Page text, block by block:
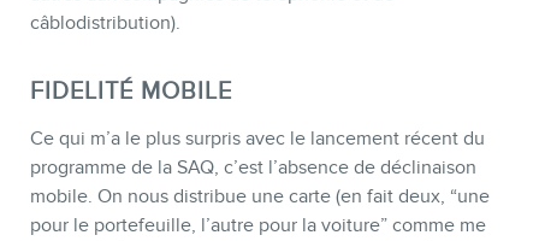
câblodistribution).
FIDELITÉ MOBILE
Ce qui m’a le plus surpris avec le lancement récent du
programme de la SAQ, c’est l’absence de déclinaison
mobile. On nous distribue une carte (en fait deux, “une
pour le portefeuille, l’autre pour la voiture” comme me